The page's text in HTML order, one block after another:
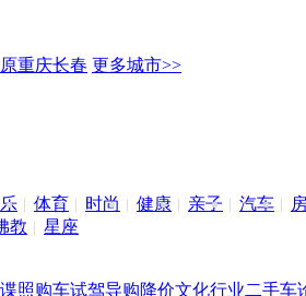
重庆长春 更多城市>>
体育 时尚 健康 亲子 汽车
教 星座
谍照购车试驾导购降价文化行业二手车